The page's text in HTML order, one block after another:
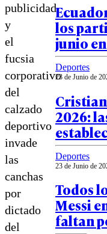
publicidad
y
el
fucsia
corporativo
del
calzado
deportivo
invade
las
canchas
por
dictado
del
los
junio
Deportes
23 de Junio de
2026:
Deportes
23 de Junio de
Todos
Messi
faltan